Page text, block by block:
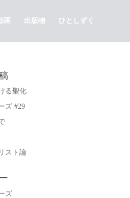
画 出版物 ひとしずく
る聖化
ズ #29
スト論
ズ